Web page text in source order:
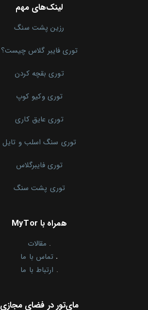
لینک‌های مهم
رزین پشت سنگ
توری فایبر گلاس چیست؟
توری بقچه کردن
توری وکیو کوپ
توری عایق کاری
توری سنگ اسلب و تایل
توری فایبرگلاس
توری پشت سنگ
همراه با MyTor
. مقالات
. تماس با ما
. ارتباط با ما
مای‌تور در فضای مجازی